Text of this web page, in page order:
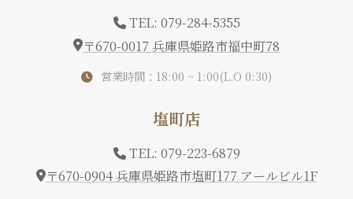
TEL: 079-284-5355
〒670-0017 兵庫県姫路市福中町78
営業時間：18:00 ~ 1:00(L.O 0:30)
塩町店
TEL: 079-223-6879
〒670-0904 兵庫県姫路市塩町177 アールビル1F